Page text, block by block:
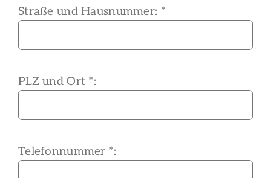
Straße und Hausnummer: *
PLZ und Ort *:
Telefonnummer *: